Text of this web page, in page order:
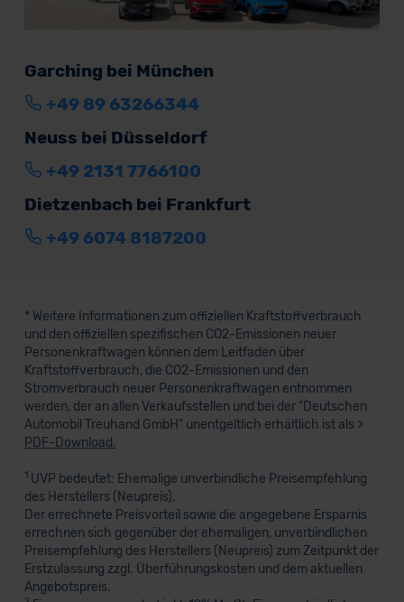
Garching bei München
+49 89 63266344
Neuss bei Düsseldorf
+49 2131 7766100
Dietzenbach bei Frankfurt
+49 6074 8187200
* Weitere Informationen zum offiziellen Kraftstoffverbrauch
und den offiziellen spezifischen CO2-Emissionen neuer
Personenkraftwagen können dem Leitfaden über
Kraftstoffverbrauch, die CO2-Emissionen und den
Stromverbrauch neuer Personenkraftwagen entnommen
werden, der an allen Verkaufsstellen und bei der "Deutschen
Automobil Treuhand GmbH" unentgeltlich erhältlich ist als >
PDF-Download.
1UVP bedeutet: Ehemalige unverbindliche Preisempfehlung
des Herstellers (Neupreis).
Der errechnete Preisvorteil sowie die angegebene Ersparnis
errechnen sich gegenüber der ehemaligen, unverbindlichen
Preisempfehlung des Herstellers (Neupreis) zum Zeitpunkt der
Erstzulassung zzgl. Überführungskosten und dem aktuellen
Angebotspreis.